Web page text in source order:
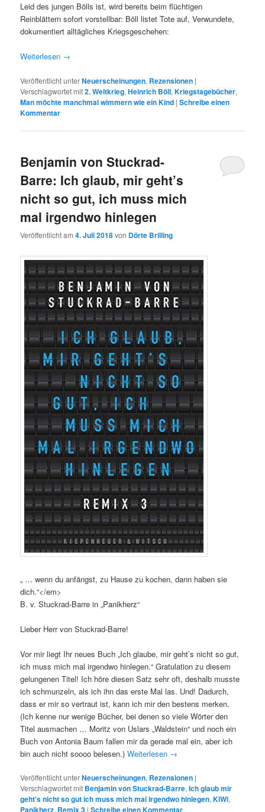
Leid des jungen Bölls ist, wird bereits beim flüchtigen
Reinblättern sofort vorstellbar: Böll listet Tote auf, Verwundete,
dokumentiert alltägliches Kriegsgeschehen:
Weiterlesen →
Veröffentlicht unterNeuerscheinungen, Rezensionen |
Verschlagwortet mit2. Weltkrieg,Heinrich Böll,Kriegstagebücher,
Man möchte manchmal wimmern wie ein Kind |Schreibe einen
Kommentar
Benjamin von Stuckrad-
Barre: Ich glaub, mir geht’s
nicht so gut, ich muss mich
mal irgendwo hinlegen
Veröffentlicht am4. Juli 2018von Dörte Brilling
„ … wenn du anfängst, zu Hause zu kochen, dann haben sie
dich.“</em>
B. v. Stuckrad-Barre in „Panikherz“
Lieber Herr von Stuckrad-Barre!
Vor mir liegt Ihr neues Buch „Ich glaube, mir geht’s nicht so gut,
ich muss mich mal irgendwo hinlegen.“ Gratulation zu diesem
gelungenen Titel! Ich höre diesen Satz sehr oft, deshalb musste
ich schmunzeln, als ich ihn das erste Mal las. Und! Dadurch,
dass er mir so vertraut ist, kann ich mir den bestens merken.
(Ich kenne nur wenige Bücher, bei denen so viele Wörter den
Titel ausmachen … Moritz von Uslars „Waldstein“ und noch ein
Buch von Antonia Baum fallen mir da gerade mal ein, aber ich
bin auch nicht soooo belesen.)Weiterlesen →
Veröffentlicht unterNeuerscheinungen, Rezensionen |
Verschlagwortet mit Benjamin von Stuckrad-Barre,Ich glaub mir
geht's nicht so gut ich muss mich mal irgendwo hinlegen,KiWi,
Panikherz, Remix 3 |Schreibe einen Kommentar